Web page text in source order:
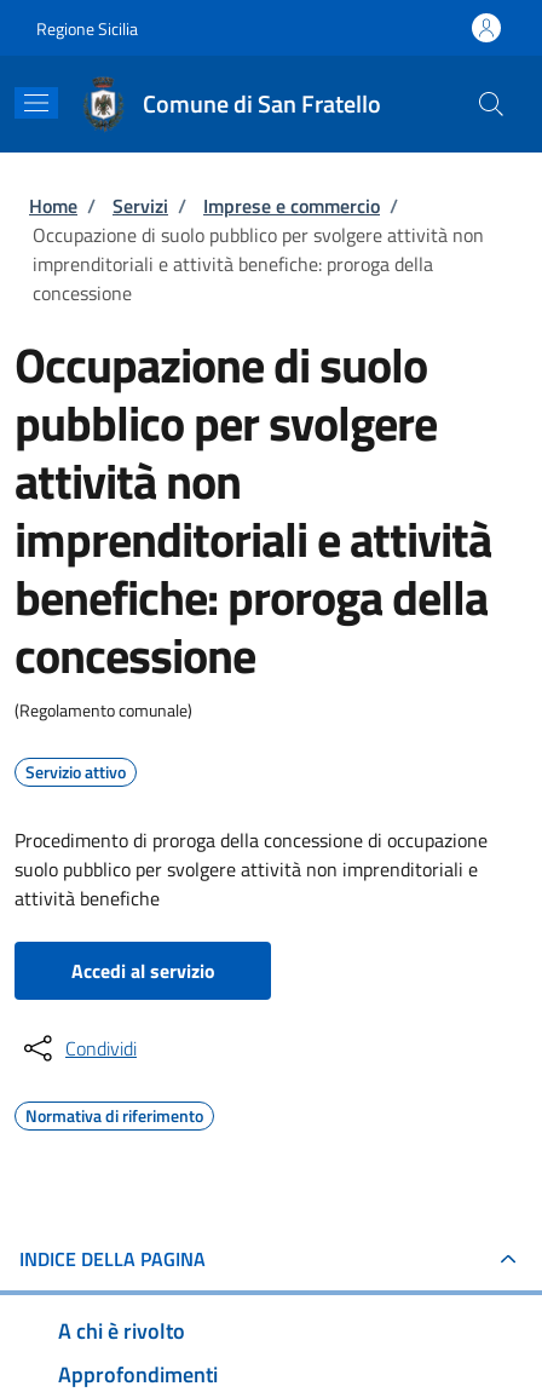
Regione Sicilia
Comune di San Fratello
Briciole di pane
Home / Servizi / Imprese e commercio /
Occupazione di suolo pubblico per svolgere attività non
imprenditoriali e attività benefiche: proroga della
concessione
Occupazione di suolo
pubblico per svolgere
attività non
imprenditoriali e attività
benefiche: proroga della
concessione
(Regolamento comunale)
Servizio attivo
Procedimento di proroga della concessione di occupazione
suolo pubblico per svolgere attività non imprenditoriali e
attività benefiche
Accedi al servizio
Condividi
Normativa di riferimento
INDICE DELLA PAGINA
A chi è rivolto
Approfondimenti